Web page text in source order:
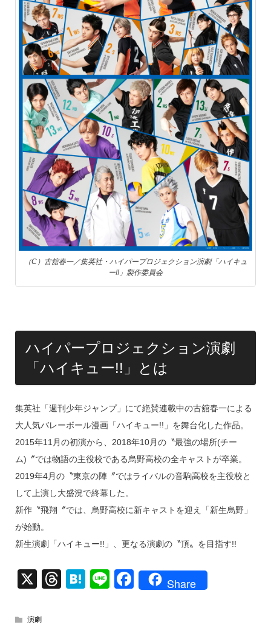
（C）古舘春一／集英社・ハイパープロジェクション演劇「ハイキュ
ー!!」製作委員会
ハイパープロジェクション演劇
「ハイキュー!!」とは
集英社「週刊少年ジャンプ」にて絶賛連載中の古舘春一による
大人気バレーボール漫画「ハイキュー!!」を舞台化した作品。
2015年11月の初演から、2018年10月の〝最強の場所(チー
ム)〞では物語の主役校である烏野高校の全キャストが卒業。
2019年4月の〝東京の陣〞ではライバルの音駒高校を主役校と
して上演し大盛況で終幕した。
新作〝飛翔〞では、烏野高校に新キャストを迎え「新生烏野」
が始動。
新生演劇「ハイキュー!!」、更なる演劇の〝頂〟を目指す!!
X
T
H
Li
F
Share
演劇